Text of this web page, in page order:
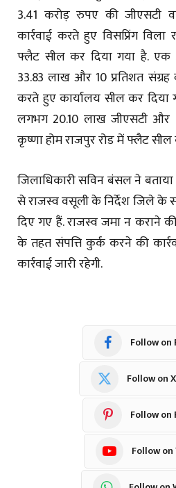
3.41 करोड़ रुपए की जीएसटी
कार्रवाई करते हुए विसप्रिंग
फ्लैट सील कर दिया गया है. एक
33.83 लाख और 10 प्रतिशत संग्रह
करते हुए कार्यालय सील कर दिया
लगभग 20.10 लाख जीएसटी और
कृष्णा होम राजपुर रोड में फ्लैट सील
जिलाधिकारी सविन बंसल ने
से राजस्व वसूली के निर्देश जिले के
दिए गए हैं. राजस्व जमा न कराने की
के तहत संपत्ति कुर्क करने की
कार्रवाई जारी रहेगी.
Follow on
Follow on
Follow
Follow